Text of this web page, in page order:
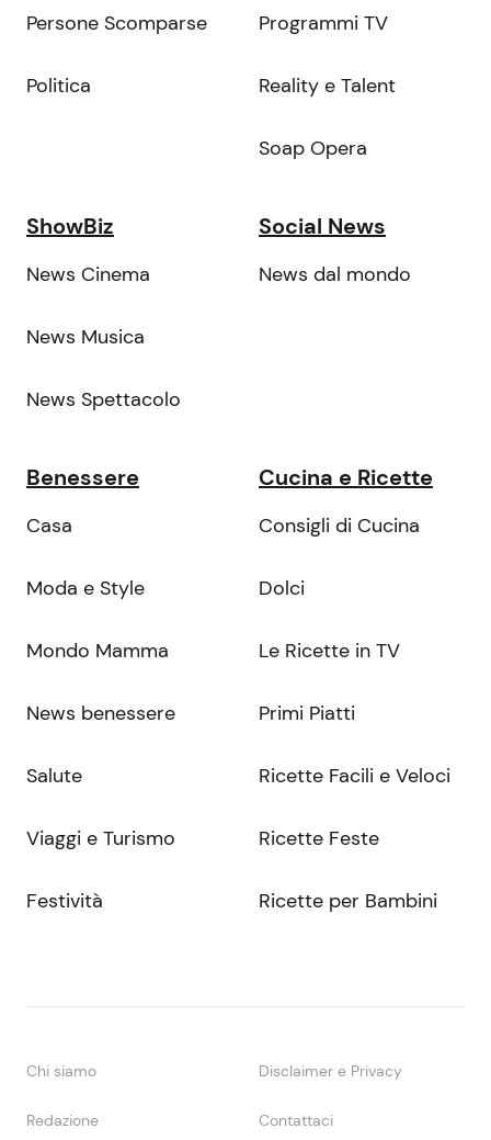
Persone Scomparse
Politica
Programmi TV
Reality e Talent
Soap Opera
ShowBiz
News Cinema
News Musica
News Spettacolo
Social News
News dal mondo
Benessere
Casa
Moda e Style
Mondo Mamma
News benessere
Salute
Viaggi e Turismo
Festività
Cucina e Ricette
Consigli di Cucina
Dolci
Le Ricette in TV
Primi Piatti
Ricette Facili e Veloci
Ricette Feste
Ricette per Bambini
Chi siamo Disclaimer e Privacy
Redazione Contattaci